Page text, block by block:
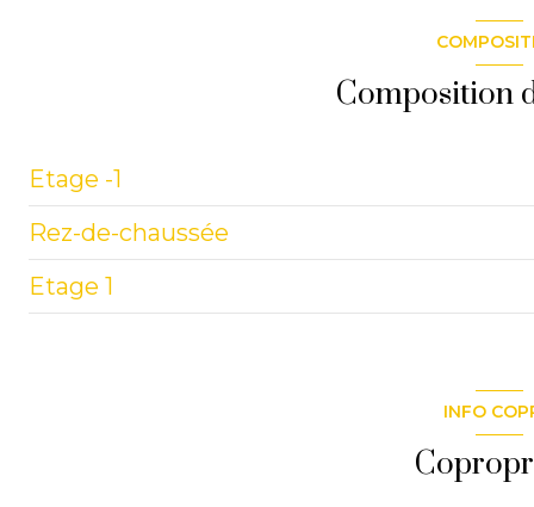
Composition
Etage -1
cave
Rez-de-chaussée
w.c.
Etage 1
INFO